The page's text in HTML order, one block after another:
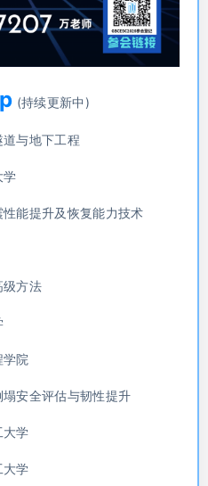
(持续更新中)
与地下工程
学
能提升及恢复能力技术
级方法
院
安全评估与韧性提升
大学
大学